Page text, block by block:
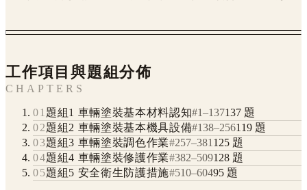
工作項目與題組分佈
CHAPTERS
01 題組1 車輛塗裝基本材料認知#1–137137 題
02題組2 車輛塗裝基本機具設備#138–256119 題
03題組3 車輛塗裝調色作業#257–381 125題
04題組4 車輛塗裝修護作業#382–509128題
05題組5 安全衛生防護措施#510–60495題